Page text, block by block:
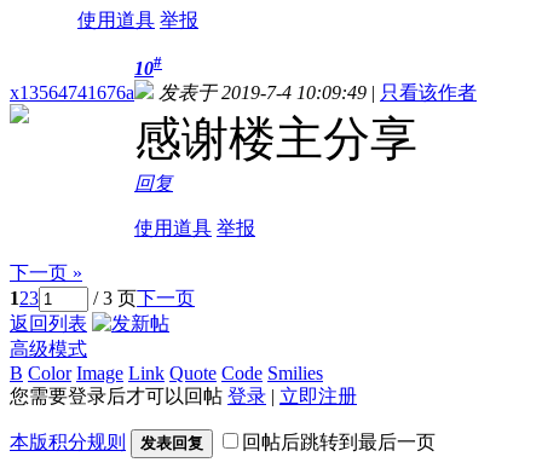
使用道具 举报
x13564741676a
10#
发表于 2019-7-4 10:09:49 | 只看该作者
感谢楼主分享
回复
使用道具 举报
下一页 »
123 / 3 页下一页
返回列表
高级模式
B Color Image Link Quote Code Smilies
您需要登录后才可以回帖 登录 | 立即注册
本版积分规则 发表回复 回帖后跳转到最后一页